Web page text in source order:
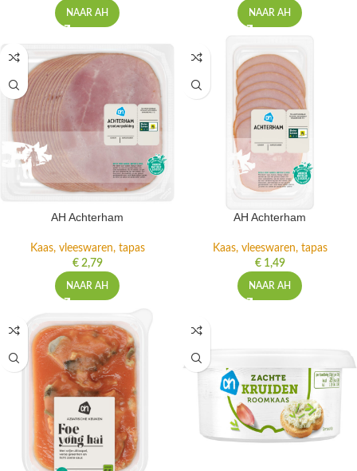
NAAR AH NAAR AH
AH Achterham
Kaas, vleeswaren, tapas
€2,79
NAAR AH
AH Achterham
Kaas, vleeswaren, tapas
€1,49
NAAR AH